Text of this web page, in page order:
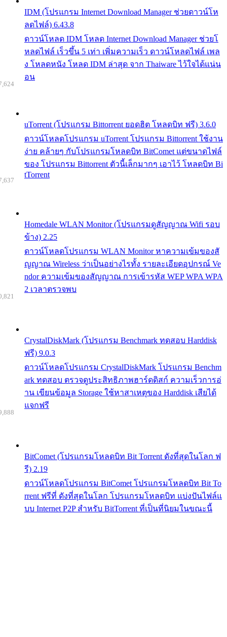
IDM (โปรแกรม Internet Download Manager ช่วยดาวน์โห
ลดไฟล์) 6.43.8
ดาวน์โหลด IDM โหลด Internet Download Manager ช่วยโ
หลดไฟล์ เร็วขึ้น 5 เท่า เพิ่มความเร็ว ดาวน์โหลดไฟล์ เพล
ง โหลดหนัง โหลด IDM ล่าสุด จาก Thaiware ไว้ใจได้แน่น
อน
uTorrent (โปรแกรม Bittorrent ยอดฮิต โหลดบิท ฟรี) 3.6.0
ดาวน์โหลดโปรแกรม uTorrent โปรแกรม Bittorrent ใช้งาน
ง่าย คล้ายๆ กับโปรแกรมโหลดบิท BitComet แต่ขนาดไฟล์
ของ โปรแกรม Bittorrent ตัวนี้เล็กมากๆ เอาไว้ โหลดบิท Bi
tTorrent
Homedale WLAN Monitor (โปรแกรมดูสัญญาณ Wifi รอบ
ข้าง) 2.25
ดาวน์โหลดโปรแกรม WLAN Monitor หาความเข้มของสั
ญญาณ Wireless ว่าเป็นอย่างไรทั้ง รายละเอียดอุปกรณ์ Ve
ndor ความเข้มของสัญญาณ การเข้ารหัส WEP WPA WPA
2 เวลาตรวจพบ
CrystalDiskMark (โปรแกรม Benchmark ทดสอบ Harddisk
ฟรี) 9.0.3
ดาวน์โหลดโปรแกรม CrystalDiskMark โปรแกรม Benchm
ark ทดสอบ ตรวจดูประสิทธิภาพฮาร์ดดิสก์ ความเร็วการอ่
าน เขียนข้อมูล Storage ใช้หาสาเหตุของ Harddisk เสียได้
แจกฟรี
BitComet (โปรแกรมโหลดบิท Bit Torrent ดังที่สุดในโลก ฟ
รี) 2.19
ดาวน์โหลดโปรแกรม BitComet โปรแกรมโหลดบิท Bit To
rrent ฟรีที่ ดังที่สุดในโลก โปรแกรมโหลดบิท แบ่งปันไฟล์แ
บบ Internet P2P สำหรับ BitTorrent ที่เป็นที่นิยมในขณะนี้